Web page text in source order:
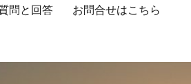
問と回答 お問合せはこちら